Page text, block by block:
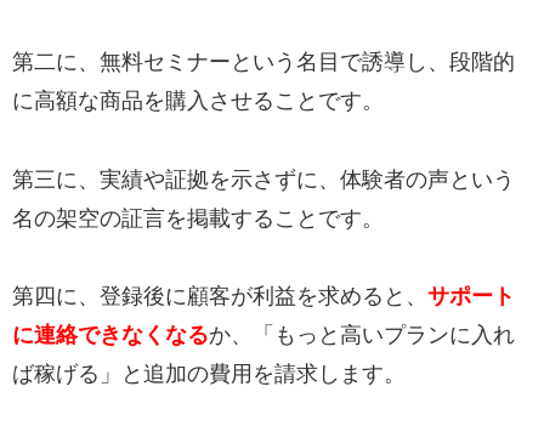
第二に、無料セミナーという名目で誘導し、段階的
に高額な商品を購入させることです。
第三に、実績や証拠を示さずに、体験者の声という
名の架空の証言を掲載することです。
第四に、登録後に顧客が利益を求めると、 サポート
に連絡できなくなるか、「もっと高いプランに入れ
ば稼げる」と追加の費用を請求します。